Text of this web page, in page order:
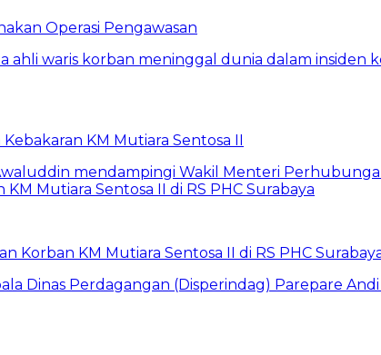
Operasi Pengawasan
KM Mutiara Sentosa II
Korban KM Mutiara Sentosa II di RS PHC